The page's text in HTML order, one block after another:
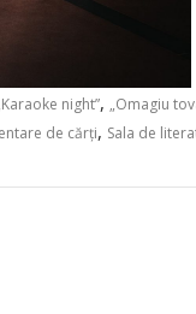
night”, „Omagiu
de cărți, Sala de